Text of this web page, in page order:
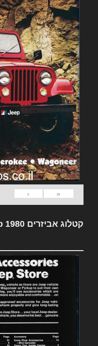
«
‹
קטלוג אביזרים Jeep 1980